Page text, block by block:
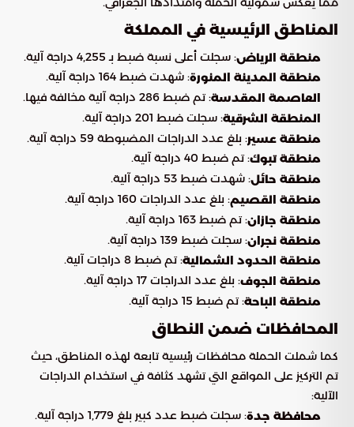
المناطق الرئيسية في المملكة
منطقة الرياض: سجلت أعلى نسبة ضبط بـ 4,255 دراجة آلية.
منطقة المدينة المنورة: شهدت ضبط 164 دراجة آلية.
العاصمة المقدسة: تم ضبط 286 دراجة آلية مخالفة فيها.
المنطقة الشرقية: سجلت ضبط 201 دراجة آلية.
منطقة عسير: بلغ عدد الدراجات المضبوطة 59 دراجة آلية.
منطقة تبوك: تم ضبط 40 دراجة آلية.
منطقة حائل: شهدت ضبط 53 دراجة آلية.
منطقة القصيم: بلغ عدد الدراجات 160 دراجة آلية.
منطقة جازان: تم ضبط 163 دراجة آلية.
منطقة نجران: سجلت ضبط 139 دراجة آلية.
منطقة الحدود الشمالية: تم ضبط 8 دراجات آلية.
منطقة الجوف: بلغ عدد الدراجات 17 دراجة آلية.
منطقة الباحة: تم ضبط 15 دراجة آلية.
المحافظات ضمن النطاق
كما شملت الحملة محافظات رئيسية تابعة لهذه المناطق، حيث
تم التركيز على المواقع التي تشهد كثافة في استخدام الدراجات
الآلية:
محافظة جدة: سجلت ضبط عدد كبير بلغ 1,779 دراجة آلية.